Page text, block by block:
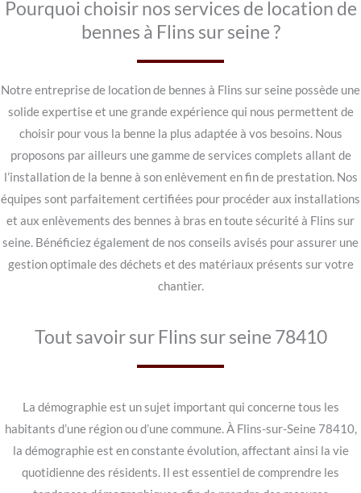
Pourquoi choisir nos services de location de
bennes à Flins sur seine ?
Notre entreprise de location de bennes à Flins sur seine possède une
solide expertise et une grande expérience qui nous permettent de
choisir pour vous la benne la plus adaptée à vos besoins. Nous
proposons par ailleurs une gamme de services complets allant de
l’installation de la benne à son enlèvement en fin de prestation. Nos
équipes sont parfaitement certifiées pour procéder aux installations
et aux enlèvements des bennes à bras en toute sécurité à Flins sur
seine. Bénéficiez également de nos conseils avisés pour assurer une
gestion optimale des déchets et des matériaux présents sur votre
chantier.
Tout savoir sur Flins sur seine 78410
La démographie est un sujet important qui concerne tous les
habitants d’une région ou d’une commune. À Flins-sur-Seine 78410,
la démographie est en constante évolution, affectant ainsi la vie
quotidienne des résidents. Il est essentiel de comprendre les